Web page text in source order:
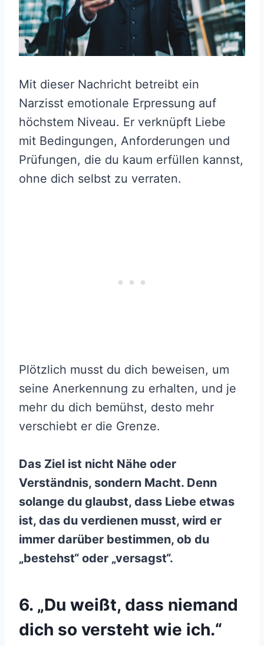
Mit dieser Nachricht betreibt ein
Narzisst emotionale Erpressung auf
höchstem Niveau. Er verknüpft Liebe
mit Bedingungen, Anforderungen und
Prüfungen, die du kaum erfüllen kannst,
ohne dich selbst zu verraten.
Plötzlich musst du dich beweisen, um
seine Anerkennung zu erhalten, und je
mehr du dich bemühst, desto mehr
verschiebt er die Grenze.
Das Ziel ist nicht Nähe oder
Verständnis, sondern Macht. Denn
solange du glaubst, dass Liebe etwas
ist, das du verdienen musst, wird er
immer darüber bestimmen, ob du
„bestehst“ oder „versagst“.
6. „Du weißt, dass niemand
dich so versteht wie ich.“